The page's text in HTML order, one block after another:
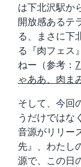
は下北沢駅か
開放感あるテ
る、まさに下
る『肉フェス
ねー（参考：
ゃああ、肉ま
そして、今回
うだけではな
音源がリリー
先』、わたし
源で、この日